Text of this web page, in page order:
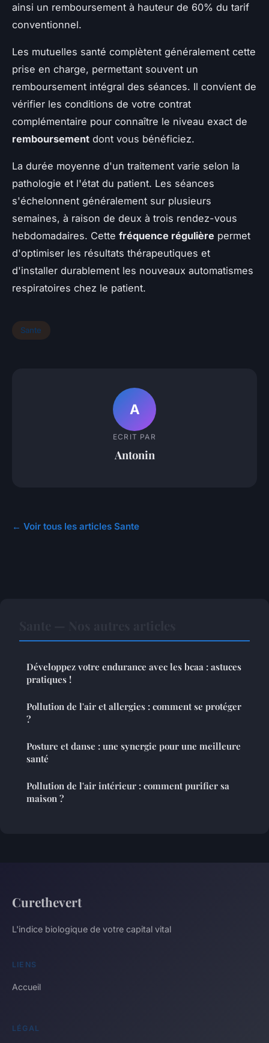
ainsi un remboursement à hauteur de 60% du tarif
conventionnel.
Les mutuelles santé complètent généralement cette
prise en charge, permettant souvent un
remboursement intégral des séances. Il convient de
vérifier les conditions de votre contrat
complémentaire pour connaître le niveau exact de
remboursement dont vous bénéficiez.
La durée moyenne d'un traitement varie selon la
pathologie et l'état du patient. Les séances
s'échelonnent généralement sur plusieurs
semaines, à raison de deux à trois rendez-vous
hebdomadaires. Cette fréquence régulière permet
d'optimiser les résultats thérapeutiques et
d'installer durablement les nouveaux automatismes
respiratoires chez le patient.
Sante
A
ECRIT PAR
Antonin
← Voir tous les articles Sante
Développez votre endurance avec les bcaa : astuces
pratiques !
Pollution de l'air et allergies : comment se protéger
?
Posture et danse : une synergie pour une meilleure
santé
Pollution de l'air intérieur : comment purifier sa
maison ?
Curethevert
L'indice biologique de votre capital vital
LIENS
Accueil
LÉGAL